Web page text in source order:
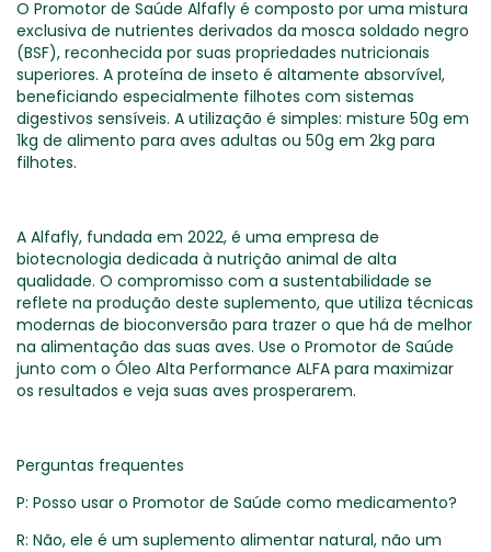
O Promotor de Saúde Alfafly é composto por uma mistura
exclusiva de nutrientes derivados da mosca soldado negro
(BSF), reconhecida por suas propriedades nutricionais
superiores. A proteína de inseto é altamente absorvível,
beneficiando especialmente filhotes com sistemas
digestivos sensíveis. A utilização é simples: misture 50g em
1kg de alimento para aves adultas ou 50g em 2kg para
filhotes.
A Alfafly, fundada em 2022, é uma empresa de
biotecnologia dedicada à nutrição animal de alta
qualidade. O compromisso com a sustentabilidade se
reflete na produção deste suplemento, que utiliza técnicas
modernas de bioconversão para trazer o que há de melhor
na alimentação das suas aves. Use o Promotor de Saúde
junto com o Óleo Alta Performance ALFA para maximizar
os resultados e veja suas aves prosperarem.
Perguntas frequentes
P: Posso usar o Promotor de Saúde como medicamento?
R: Não, ele é um suplemento alimentar natural, não um